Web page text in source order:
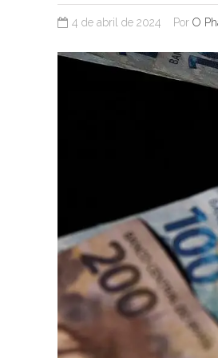
4 de abril de 2024 Por O